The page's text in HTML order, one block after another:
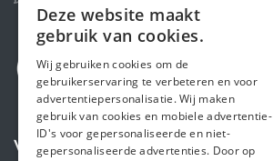
Volg ons
ENGLISH
Deze website maakt
gebruik van cookies.
Wij gebruiken cookies om de
gebruikerservaring te verbeteren en voor
advertentiepersonalisatie. Wij maken
gebruik van cookies en mobiele advertentie-
ID's voor gepersonaliseerde en niet-
gepersonaliseerde advertenties. Door op